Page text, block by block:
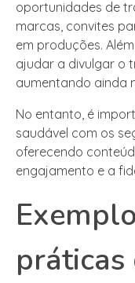
oportunidades de
marcas, convites
em produções.
ajudar a divulgar o
aumentando ainda
No entanto, é
saudável com os
oferecendo
engajamento e a